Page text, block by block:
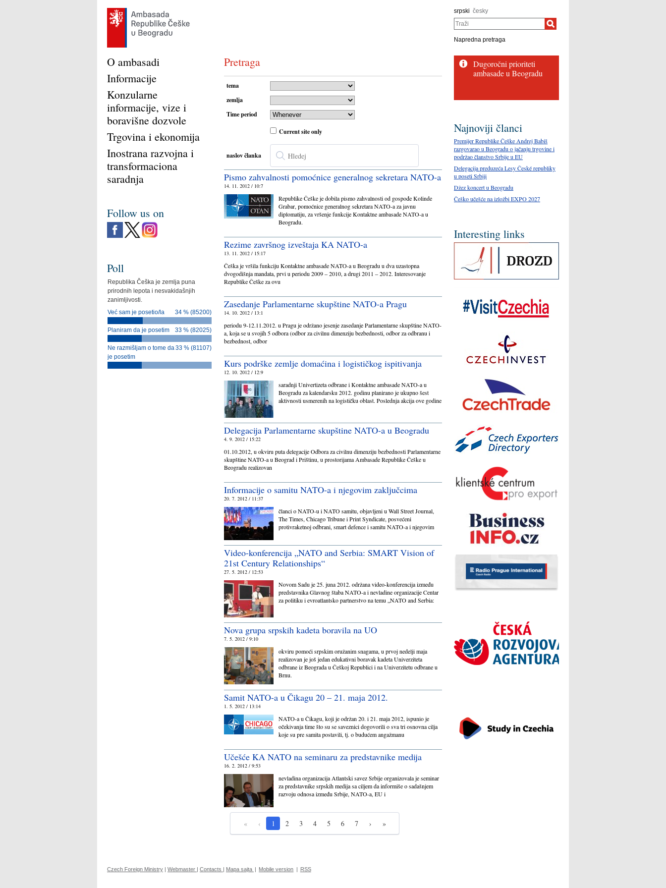
srpski česky
Traži
Napredna pretraga
Pretraga
tema
zemlja
Time period
Current site only
naslov članka
Pismo zahvalnosti pomoćnice generalnog sekretara NATO-a
14. 11. 2012 / 10:7
Republike Češke je dobila pismo zahvalnosti od gospođe Kolinde
Grabar, pomoćnice generalnog sekretara NATO-a za javnu
diplomatiju, za vršenje funkcije Kontaktne ambasade NATO-a u
Beogradu.
Rezime završnog izveštaja KA NATO-a
13. 11. 2012 / 15:17
Češka je vršila funkciju Kontaktne ambasade NATO-a u Beogradu u dva uzastopna
dvogodišnja mandata, prvi u periodu 2009 – 2010, a drugi 2011 – 2012. Interesovanje
Republike Češke za ovu
Zasedanje Parlamentarne skupštine NATO-a Pragu
14. 10. 2012 / 13:1
periodu 9-12.11.2012. u Pragu je održano jesenje zasedanje Parlamentarne skupštine NATO-
a, koja se u svojih 5 odbora (odbor za civilnu dimenziju bezbednosti, odbor za odbranu i
bezbednost, odbor
Kurs podrške zemlje domaćina i logističkog ispitivanja
12. 10. 2012 / 12:9
saradnji Univertizeta odbrane i Kontaktne ambasade NATO-a u
Beogradu za kalendarsku 2012. godinu planirano je ukupno šest
aktivnosti usmerenih na logističku oblast. Poslednja akcija ove godine
Delegacija Parlamentarne skupštine NATO-a u Beogradu
4. 9. 2012 / 15:22
01.10.2012, u okviru puta delegacije Odbora za civilnu dimenziju bezbednosti Parlamentarne
skupštine NATO-a u Beograd i Prištinu, u prostorijama Ambasade Republike Češke u
Beogradu realizovan
Informacije o samitu NATO-a i njegovim zaključcima
20. 7. 2012 / 11:37
članci o NATO-u i NATO samitu, objavljeni u Wall Street Journal,
The Times, Chicago Tribune i Print Syndicate, posvećeni
protivraketnoj odbrani, smart defence i samitu NATO-a i njegovim
Video-konferencija „NATO and Serbia: SMART Vision of
21st Century Relationships“
27. 5. 2012 / 12:53
Novom Sadu je 25. juna 2012. održana video-konferencija između
predstavnika Glavnog štaba NATO-a i nevladine organizacije Centar
za politiku i evroatlantsko partnerstvo na temu „NATO and Serbia:
Nova grupa srpskih kadeta boravila na UO
7. 5. 2012 / 9:10
okviru pomoći srpskim oružanim snagama, u prvoj nedelji maja
realizovan je još jedan edukativni boravak kadeta Univerziteta
odbrane iz Beograda u Češkoj Republici i na Univerzitetu odbrane u
Brnu.
Samit NATO-a u Čikagu 20 – 21. maja 2012.
1. 5. 2012 / 13:14
NATO-a u Čikagu, koji je održan 20. i 21. maja 2012, ispunio je
očekivanja time što su se saveznici dogovorili o sva tri osnovna cilja
koje su pre samita postavili, tj. o budućem angažmanu
Učešće KA NATO na seminaru za predstavnike medija
16. 2. 2012 / 9:53
nevladina organizacija Atlantski savez Srbije organizovala je seminar
za predstavnike srpskih medija sa ciljem da informiše o sadašnjem
razvoju odnosa između Srbije, NATO-a, EU i
« ‹ 1 2 3 4 5 6 7 › »
O ambasadi
Informacije
Konzularne
informacije, vize i
boravišne dozvole
Trgovina i ekonomija
Inostrana razvojna i
transformaciona
saradnja
Follow us on
Poll
Republika Češka je zemlja puna
prirodnih lepota i nesvakidašnjih
zanimljivosti.
34 % (85200)
Već sam je posetio/la
33 % (82025)
Planiram da je posetim
33 % (81107)
Ne razmišljam o tome da
je posetim
Dugoročni prioriteti
ambasade u Beogradu
Najnoviji članci
Premijer Republike Češke Andrej Babiš
razgovarao u Beogradu o jačanju trgovine i
podržao članstvo Srbije u EU
Delegacija preduzeća Lesy České republiky
u poseti Srbiji
Džez koncert u Beogradu
Češko učešće na izložbi EXPO 2027
Interesting links
Czech Foreign Ministry | Webmaster | Contacts | Mapa sajta | Mobile version | RSS